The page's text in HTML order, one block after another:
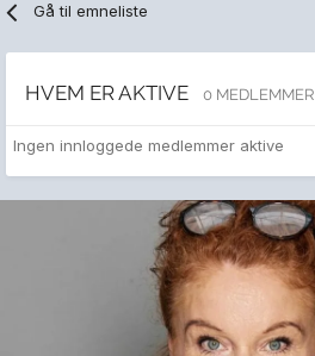
Gå til emneliste
HVEM ER AKTIVE 0 MEDLEMMER
Ingen innloggede medlemmer aktive